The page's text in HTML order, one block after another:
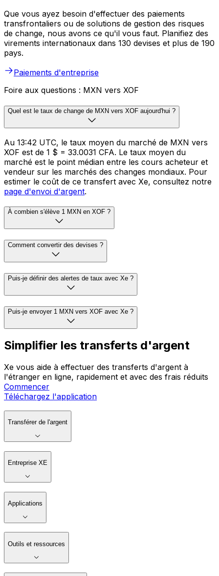
Que vous ayez besoin d'effectuer des paiements
transfrontaliers ou de solutions de gestion des risques
de change, nous avons ce qu'il vous faut. Planifiez des
virements internationaux dans 130 devises et plus de 190
pays.
Paiements d'entreprise
Foire aux questions : MXN vers XOF
Quel est le taux de change de MXN vers XOF aujourd'hui ?
Au 13:42 UTC, le taux moyen du marché de MXN vers
XOF est de 1 $ = 33.0031 CFA. Le taux moyen du
marché est le point médian entre les cours acheteur et
vendeur sur les marchés des changes mondiaux. Pour
estimer le coût de ce transfert avec Xe, consultez notre
page d'envoi d'argent.
À combien s'élève 1 MXN en XOF ?
Comment convertir des devises ?
Puis-je définir des alertes de taux avec Xe ?
Puis-je envoyer 1 MXN vers XOF avec Xe ?
Simplifier les transferts d'argent
Xe vous aide à effectuer des transferts d'argent à
l'étranger en ligne, rapidement et avec des frais réduits
Commencer
Téléchargez l'application
Transférer de l'argent
Entreprise XE
Applications
Outils et ressources